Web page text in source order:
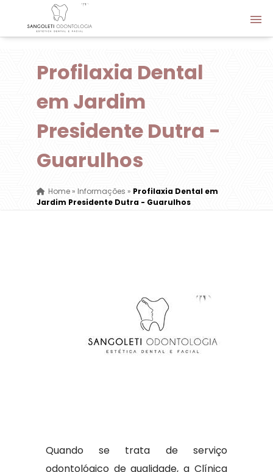
Profilaxia Dental
em Jardim
Presidente Dutra -
Guarulhos
Home» Informações » Profilaxia Dental em
Jardim Presidente Dutra - Guarulhos
Quando se trata de serviço
odontológico de qualidade, a Clínica